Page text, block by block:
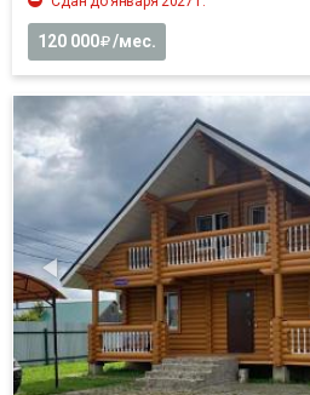
120 000 /мес.